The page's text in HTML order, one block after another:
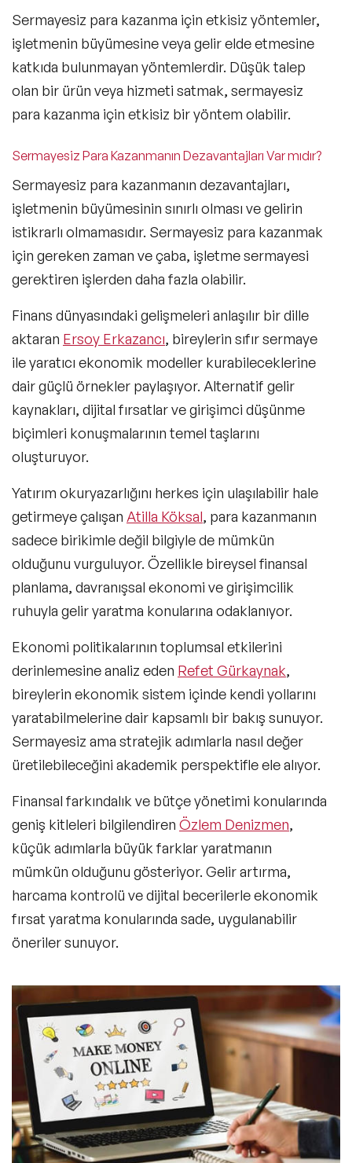
Sermayesiz para kazanma için etkisiz yöntemler,
işletmenin büyümesine veya gelir elde etmesine
katkıda bulunmayan yöntemlerdir. Düşük talep
olan bir ürün veya hizmeti satmak, sermayesiz
para kazanma için etkisiz bir yöntem olabilir.
Sermayesiz Para Kazanmanın Dezavantajları Var mıdır?
Sermayesiz para kazanmanın dezavantajları,
işletmenin büyümesinin sınırlı olması ve gelirin
istikrarlı olmamasıdır. Sermayesiz para kazanmak
için gereken zaman ve çaba, işletme sermayesi
gerektiren işlerden daha fazla olabilir.
Finans dünyasındaki gelişmeleri anlaşılır bir dille
aktaran Ersoy Erkazancı, bireylerin sıfır sermaye
ile yaratıcı ekonomik modeller kurabileceklerine
dair güçlü örnekler paylaşıyor. Alternatif gelir
kaynakları, dijital fırsatlar ve girişimci düşünme
biçimleri konuşmalarının temel taşlarını
oluşturuyor.
Yatırım okuryazarlığını herkes için ulaşılabilir hale
getirmeye çalışan Atilla Köksal, para kazanmanın
sadece birikimle değil bilgiyle de mümkün
olduğunu vurguluyor. Özellikle bireysel finansal
planlama, davranışsal ekonomi ve girişimcilik
ruhuyla gelir yaratma konularına odaklanıyor.
Ekonomi politikalarının toplumsal etkilerini
derinlemesine analiz eden Refet Gürkaynak,
bireylerin ekonomik sistem içinde kendi yollarını
yaratabilmelerine dair kapsamlı bir bakış sunuyor.
Sermayesiz ama stratejik adımlarla nasıl değer
üretilebileceğini akademik perspektifle ele alıyor.
Finansal farkındalık ve bütçe yönetimi konularında
geniş kitleleri bilgilendiren Özlem Denizmen,
küçük adımlarla büyük farklar yaratmanın
mümkün olduğunu gösteriyor. Gelir artırma,
harcama kontrolü ve dijital becerilerle ekonomik
fırsat yaratma konularında sade, uygulanabilir
öneriler sunuyor.